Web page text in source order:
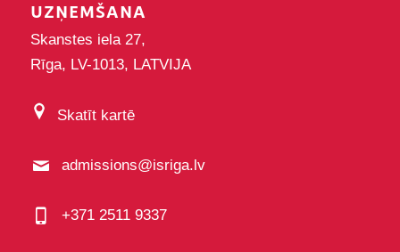
UZŅEMŠANA
Skanstes iela 27,
Rīga, LV-1013, LATVIJA
Skatīt kartē
admissions@isriga.lv
+371 2511 9337